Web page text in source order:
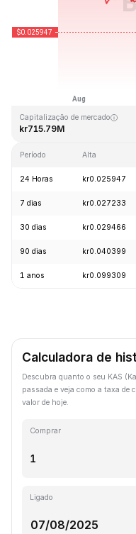
Capitalização de mercado
kr715.79M
Período Alta
24 Horas kr0.025947
7 dias kr0.027233
30 dias kr0.029466
90 dias kr0.040399
1 anos kr0.099309
Calculadora de
Descubra quanto o seu KAS
passada e veja como a taxa de
valor de hoje.
Comprar
Ligado